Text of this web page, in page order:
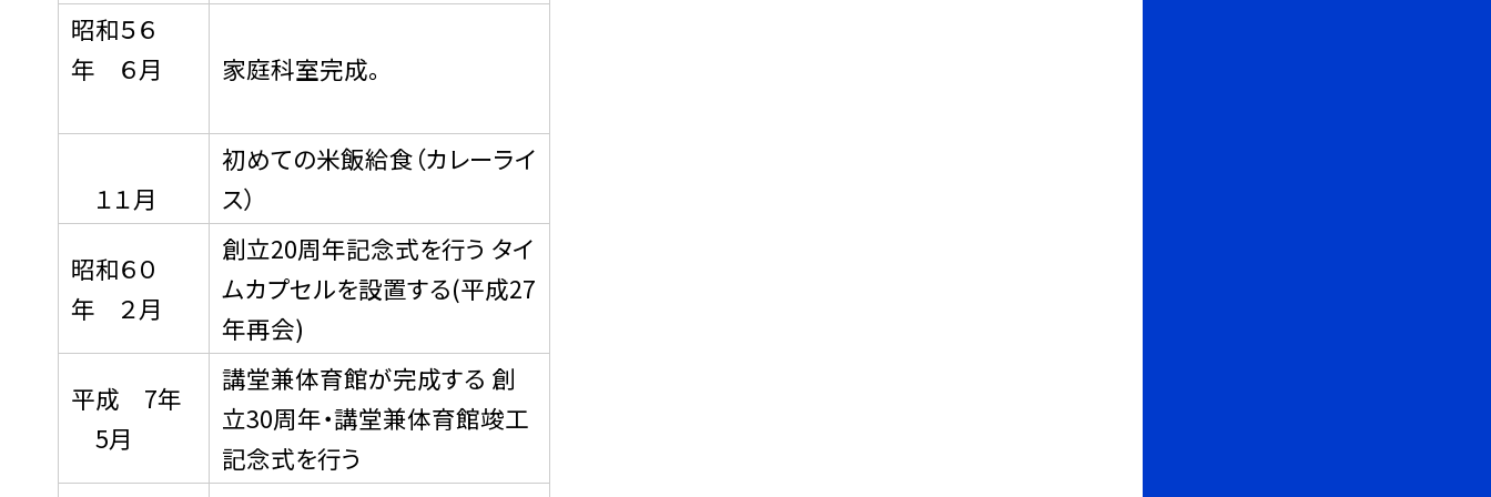
昭和５６
年 ６月
家庭科室完成。
１１月
初めての米飯給食（カレーライ
ス）
昭和６０
年 ２月
創立20周年記念式を行う タイ
ムカプセルを設置する(平成27
年再会)
平成 7年
5月
講堂兼体育館が完成する 創
立30周年・講堂兼体育館竣工
記念式を行う